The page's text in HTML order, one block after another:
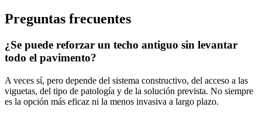
Preguntas frecuentes
¿Se puede reforzar un techo antiguo sin levantar
todo el pavimento?
A veces sí, pero depende del sistema constructivo, del acceso a las
viguetas, del tipo de patología y de la solución prevista. No siempre
es la opción más eficaz ni la menos invasiva a largo plazo.